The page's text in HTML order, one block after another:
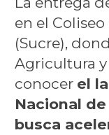
en el
(Sucre),
Agricultura y
conocer el
Nacional
busca